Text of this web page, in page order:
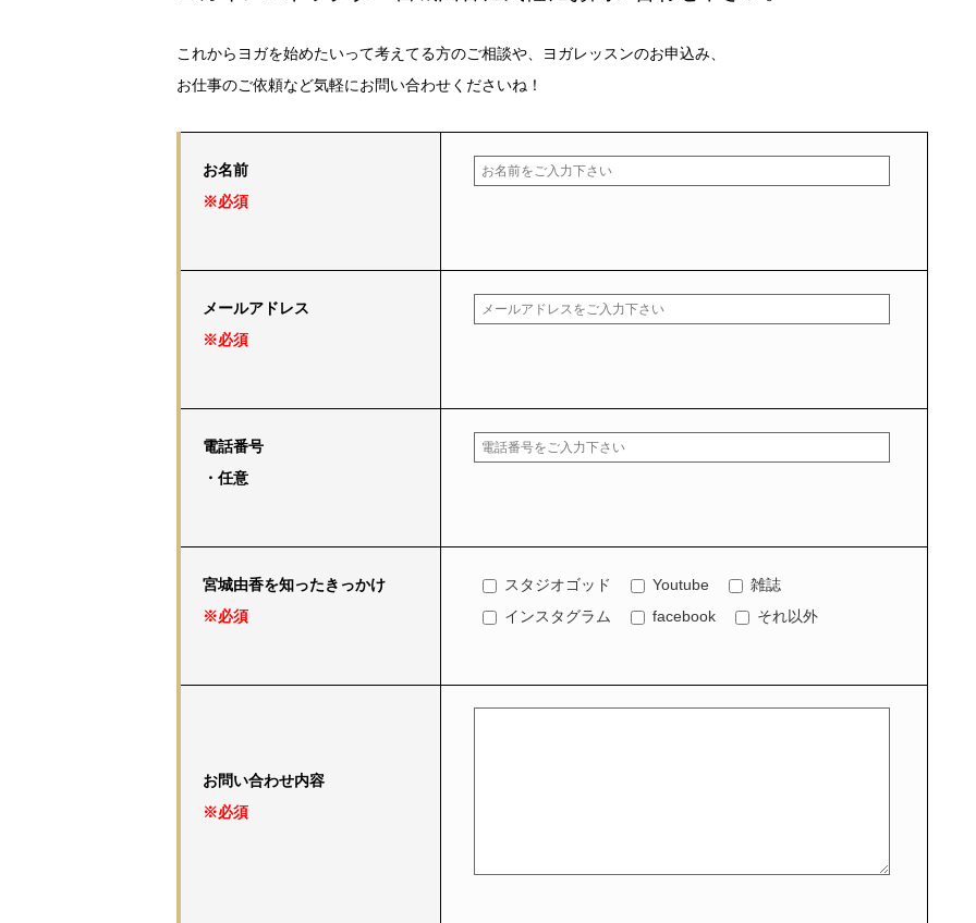
これからヨガを始めたいって考えてる方のご相談や、ヨガレッスンのお申込み、
お仕事のご依頼など気軽にお問い合わせくださいね！
お名前
※必須
メールアドレス
※必須
電話番号
・任意
宮城由香を知ったきっかけ
※必須
スタジオゴッド Youtube
雑誌
インスタグラム
facebook それ以外
お問い合わせ内容
※必須